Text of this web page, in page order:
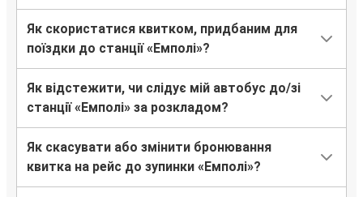
Як скористатися квитком, придбаним для
поїздки до станції «Емполі»?
Як відстежити, чи слідує мій автобус до/зі
станції «Емполі» за розкладом?
Як скасувати або змінити бронювання
квитка на рейс до зупинки «Емполі»?